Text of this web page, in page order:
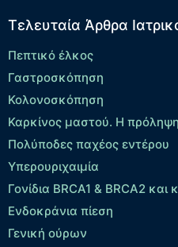
Τελευταία Άρθρα
Πεπτικό έλκος
Γαστροσκόπηση
Κολονοσκόπηση
Καρκίνος μαστού. Η
Πολύποδες παχέος εντέρου
Yπερουριχαιμία
Γονίδια BRCA1 & BRCA2 και
Ενδοκράνια πίεση
Γενική ούρων